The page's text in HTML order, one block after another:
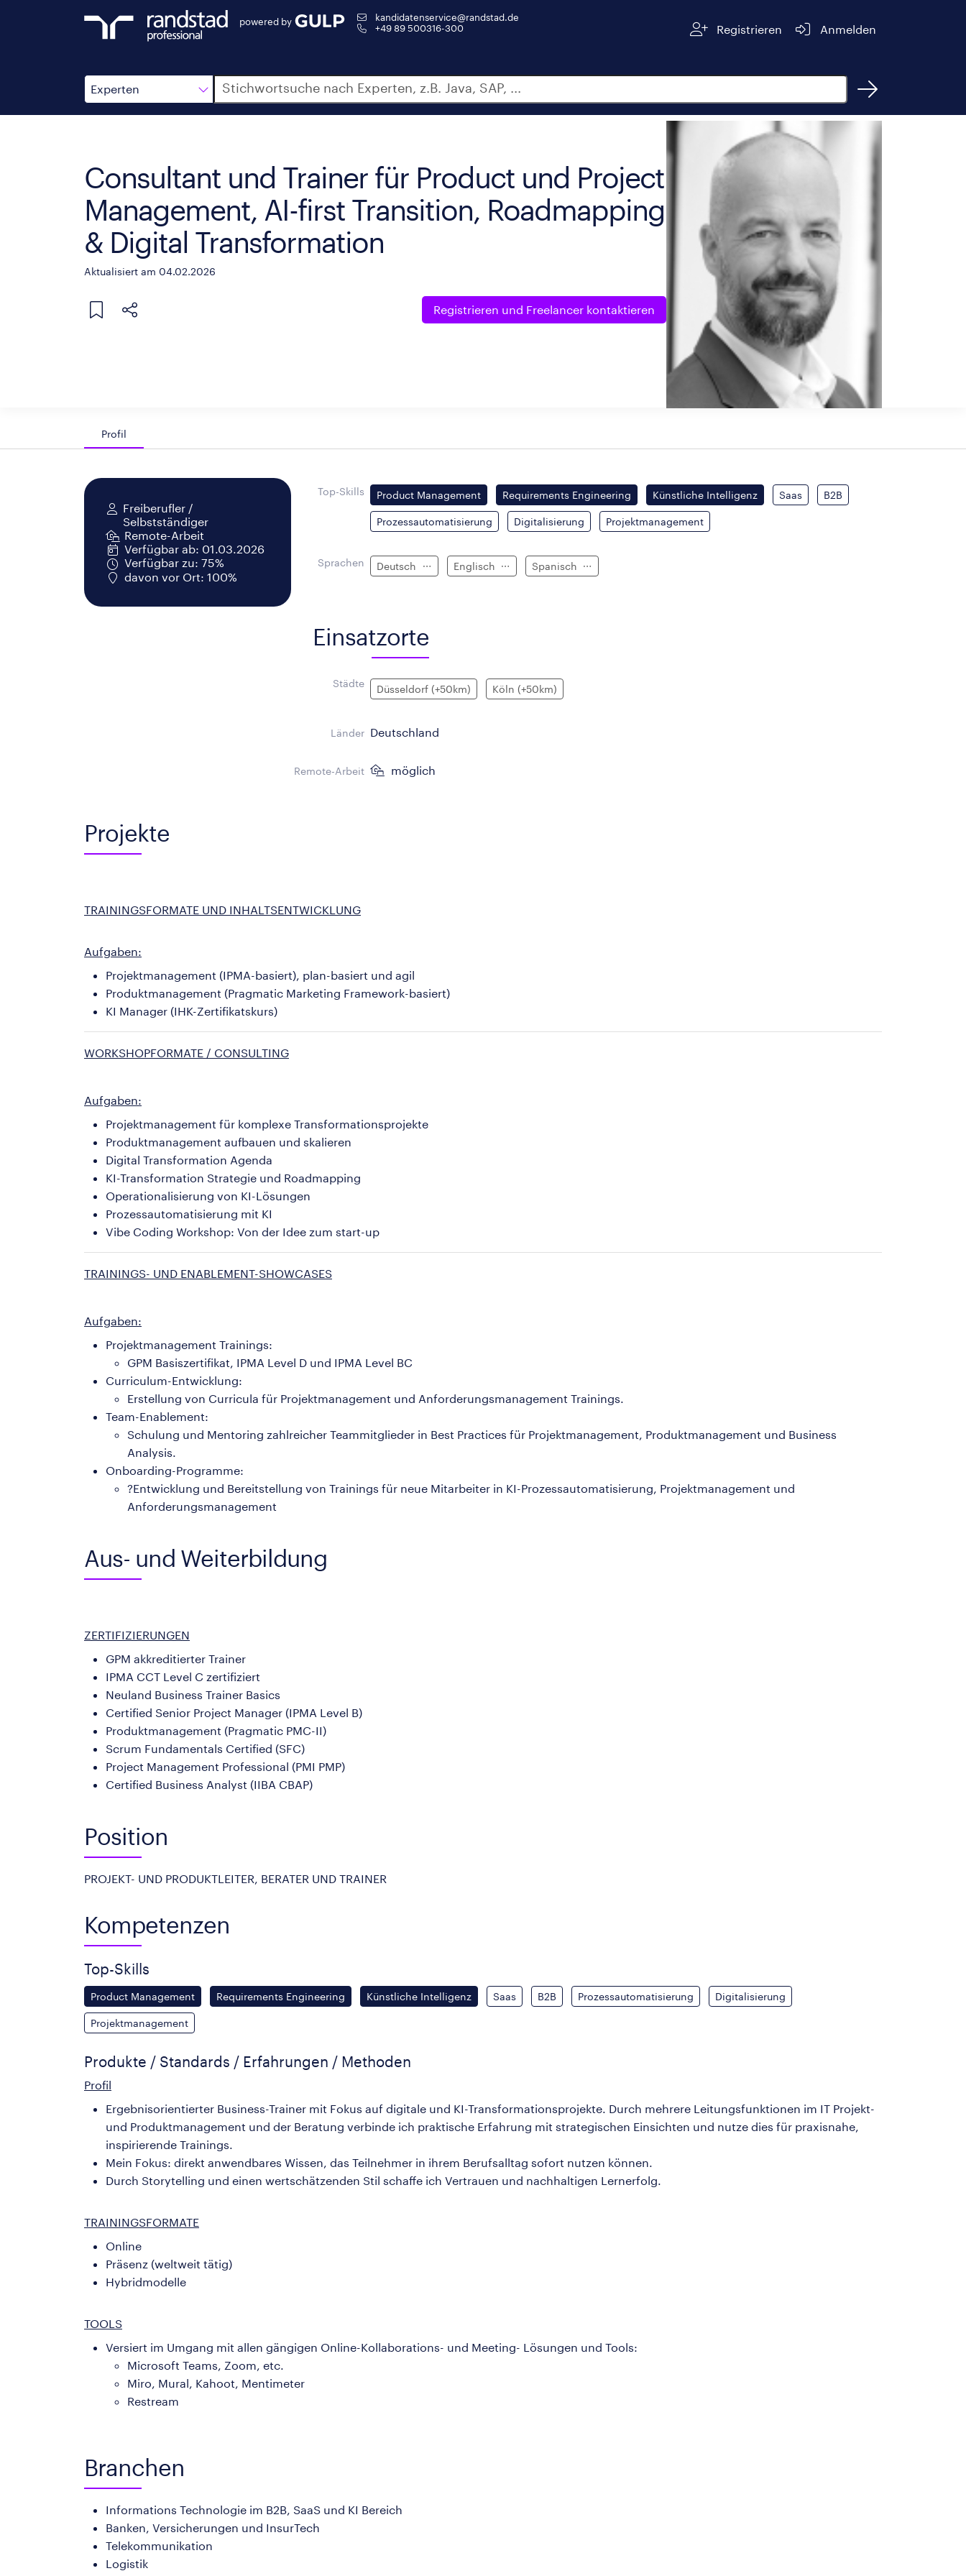
powered by
kandidatenservice@randstad.de
+49 89 500316-300
Registrieren Anmelden
Experten
Suche
Consultant und Trainer für Product und Project
Management, AI-first Transition, Roadmapping
& Digital Transformation
Aktualisiert am 04.02.2026
Registrieren und Freelancer kontaktieren
Profil
Freiberufler /
Selbstständiger
Remote-Arbeit
Verfügbar ab: 01.03.2026
Verfügbar zu: 75%
davon vor Ort: 100%
Top-Skills Product Management Requirements Engineering Künstliche Intelligenz Saas B2B
Prozessautomatisierung Digitalisierung Projektmanagement
Sprachen Deutsch Englisch Spanisch
Einsatzorte
Städte Düsseldorf (+50km) Köln (+50km)
Länder Deutschland
Remote-Arbeit möglich
Projekte
TRAININGSFORMATE UND INHALTSENTWICKLUNG
Aufgaben:
Projektmanagement (IPMA-basiert), plan-basiert und agil
Produktmanagement (Pragmatic Marketing Framework-basiert)
KI Manager (IHK-Zertifikatskurs)
WORKSHOPFORMATE / CONSULTING
Aufgaben:
Projektmanagement für komplexe Transformationsprojekte
Produktmanagement aufbauen und skalieren
Digital Transformation Agenda
KI-Transformation Strategie und Roadmapping
Operationalisierung von KI-Lösungen
Prozessautomatisierung mit KI
Vibe Coding Workshop: Von der Idee zum start-up
TRAININGS- UND ENABLEMENT-SHOWCASES
Aufgaben:
Projektmanagement Trainings:
GPM Basiszertifikat, IPMA Level D und IPMA Level BC
Curriculum-Entwicklung:
Erstellung von Curricula für Projektmanagement und Anforderungsmanagement Trainings.
Team-Enablement:
Schulung und Mentoring zahlreicher Teammitglieder in Best Practices für Projektmanagement, Produktmanagement und Business
Analysis.
Onboarding-Programme:
?Entwicklung und Bereitstellung von Trainings für neue Mitarbeiter in KI-Prozessautomatisierung, Projektmanagement und
Anforderungsmanagement
Aus- und Weiterbildung
ZERTIFIZIERUNGEN
GPM akkreditierter Trainer
IPMA CCT Level C zertifiziert
Neuland Business Trainer Basics
Certified Senior Project Manager (IPMA Level B)
Produktmanagement (Pragmatic PMC-II)
Scrum Fundamentals Certified (SFC)
Project Management Professional (PMI PMP)
Certified Business Analyst (IIBA CBAP)
Position
PROJEKT- UND PRODUKTLEITER, BERATER UND TRAINER
Kompetenzen
Top-Skills
Product Management Requirements Engineering Künstliche Intelligenz Saas B2B Prozessautomatisierung Digitalisierung
Projektmanagement
Produkte / Standards / Erfahrungen / Methoden
Profil
Ergebnisorientierter Business-Trainer mit Fokus auf digitale und KI-Transformationsprojekte. Durch mehrere Leitungsfunktionen im IT Projekt-
und Produktmanagement und der Beratung verbinde ich praktische Erfahrung mit strategischen Einsichten und nutze dies für praxisnahe,
inspirierende Trainings.
Mein Fokus: direkt anwendbares Wissen, das Teilnehmer in ihrem Berufsalltag sofort nutzen können.
Durch Storytelling und einen wertschätzenden Stil schaffe ich Vertrauen und nachhaltigen Lernerfolg.
TRAININGSFORMATE
Online
Präsenz (weltweit tätig)
Hybridmodelle
TOOLS
Versiert im Umgang mit allen gängigen Online-Kollaborations- und Meeting- Lösungen und Tools:
Microsoft Teams, Zoom, etc.
Miro, Mural, Kahoot, Mentimeter
Restream
Branchen
Informations Technologie im B2B, SaaS und KI Bereich
Banken, Versicherungen und InsurTech
Telekommunikation
Logistik